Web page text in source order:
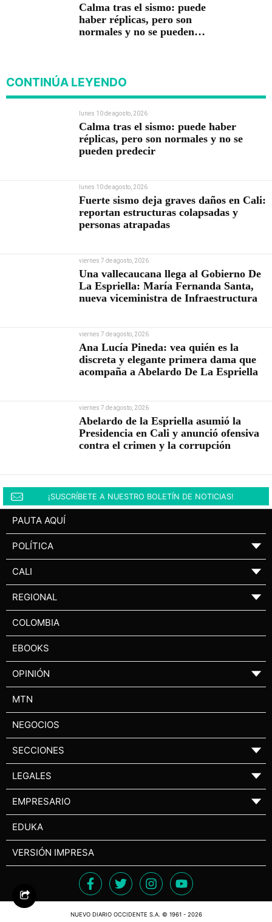
Calma tras el sismo: puede
haber réplicas, pero son
normales y no se pueden
CONTINÚA LEYENDO
lunes 10 de agosto, 2026
Calma tras el sismo: puede haber
réplicas, pero son normales y no se
pueden predecir
lunes 10 de agosto, 2026
Fuerte sismo deja graves daños en Cali:
reportan estructuras colapsadas y
personas atrapadas
viernes 7 de agosto, 2026
Una vallecaucana llega al Gobierno De
La Espriella: María Fernanda Santa,
nueva viceministra de Infraestructura
viernes 7 de agosto, 2026
Ana Lucía Pineda: vea quién es la
discreta y elegante primera dama que
acompaña a Abelardo De La Espriella
viernes 7 de agosto, 2026
Abelardo de la Espriella asumió la
Presidencia en Cali y anunció ofensiva
contra el crimen y la corrupción
¡SUSCRÍBETE A NUESTRO BOLETÍN DE NOTICIAS!
PAUTA AQUÍ
POLÍTICA ▼
CALI ▼
REGIONAL ▼
COLOMBIA
EBOOKS
OPINIÓN ▼
MTN
NEGOCIOS
SECCIONES ▼
LEGALES ▼
EMPRESARIO ▼
EDUKA
VERSIÓN IMPRESA
NUEVO DIARIO OCCIDENTE S.A. © 1961 - 2026